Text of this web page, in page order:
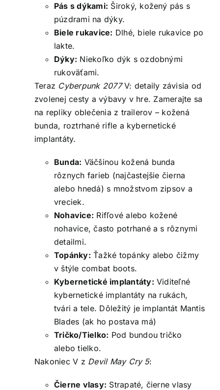
Pás s dýkami: Široký, kožený pás s
púzdrami na dýky.
Biele rukavice: Dlhé, biele rukavice po
lakte.
Dýky: Niekoľko dýk s ozdobnými
rukoväťami.
Teraz Cyberpunk 2077V: detaily závisia od
zvolenej cesty a výbavy v hre. Zamerajte sa
na repliky oblečenia z trailerov – kožená
bunda, roztrhané rifle a kybernetické
implantáty.
Bunda: Väčšinou kožená bunda
rôznych farieb (najčastejšie čierna
alebo hnedá) s množstvom zipsov a
vreciek.
Nohavice: Rifľové alebo kožené
nohavice, často potrhané a s rôznymi
detailmi.
Topánky: Ťažké topánky alebo čižmy
v štýle combat boots.
Kybernetické implantáty: Viditeľné
kybernetické implantáty na rukách,
tvári a tele. Dôležitý je implantát Mantis
Blades (ak ho postava má)
Tričko/Tielko: Pod bundou tričko
alebo tielko.
Nakoniec V z Devil May Cry 5:
Čierne vlasy: Strapaté, čierne vlasy